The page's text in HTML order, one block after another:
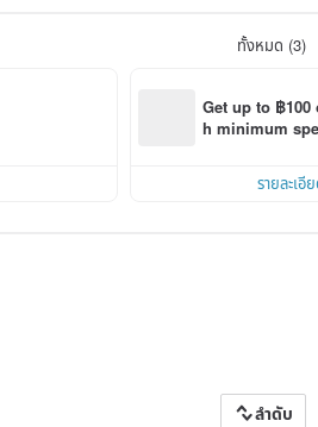
ทั้งหมด (3)
Get up to ฿
h minimum
รายละเอี
ลำดับ